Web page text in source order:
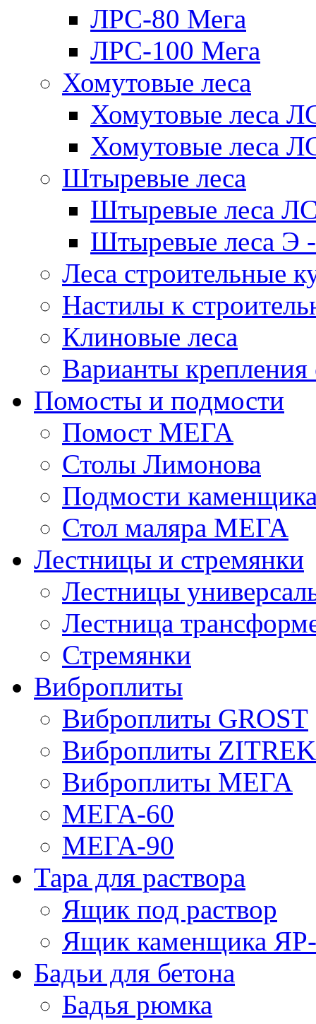
ЛРС-80 Мега
ЛРС-100 Мега
Хомутовые леса
Хомутовые леса
Хомутовые леса
Штыревые леса
Штыревые леса
Штыревые леса Э
Леса строительные
Настилы к
Клиновые леса
Варианты крепления
Помосты и подмости
Помост МЕГА
Столы Лимонова
Подмости
Стол маляра МЕГА
Лестницы и стремянки
Лестницы
Лестница
Стремянки
Виброплиты
Виброплиты GROST
Виброплиты ZITREK
Виброплиты МЕГА
МЕГА-60
МЕГА-90
Тара для раствора
Ящик под раствор
Ящик каменщика ЯР-
Бадьи для бетона
Бадья рюмка